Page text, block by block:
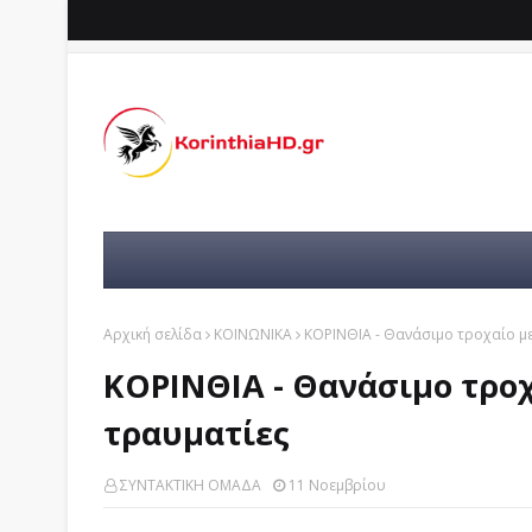
Αρχική σελίδα ΚΟΙΝΩΝΙΚΑ ΚΟΡΙΝΘΙΑ - Θανάσιμο τροχαίο
ΚΟΡΙΝΘΙΑ - Θανάσιμο
τραυματίες
ΣΥΝΤΑΚΤΙΚΗ ΟΜΑΔΑ 11 Νοεμβρίου